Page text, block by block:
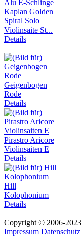
Kaplan Golden
Spiral Solo
Violinsaite St...
Details
Geigenbogen
Rode
Details
Pirastro Aricore
Violinsaiten E
Details
Hill
Kolophonium
Details
Copyright © 2006-2023
Impressum Datenschutz